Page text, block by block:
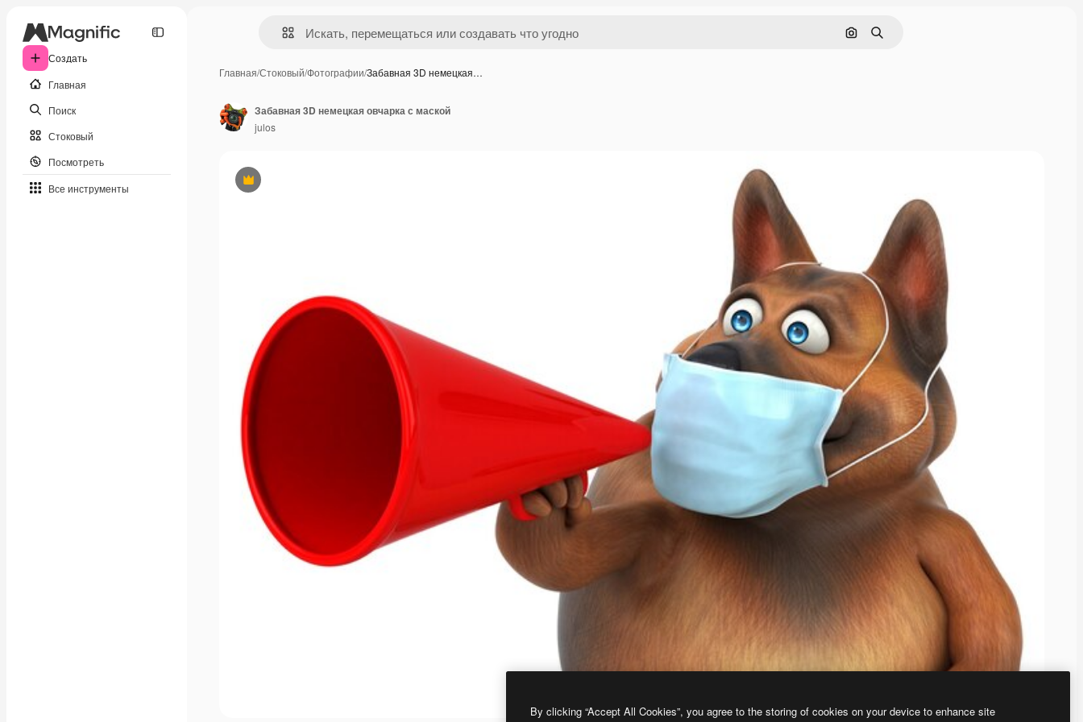
Создать
Главная
Поиск
Стоковый
Посмотреть
Все инструменты
Поиск по изображению
Поиск
Главная/Стоковый/Фотографии/Забавная 3D немецкая…
Премиум
Забавная 3D немецкая овчарка с маской
julos
By clicking “Accept All Cookies”, you agree to the storing of cookies on your device to enhance site